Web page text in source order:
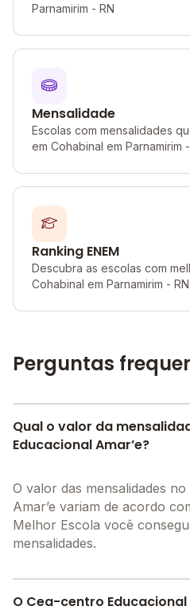
Parnamirim - RN
Mensalidade
Escolas com mensalidades
em Cohabinal em Parnamirim
Ranking ENEM
Descubra as escolas com
Cohabinal em Parnamirim - RN
Perguntas
Qual o valor da
Educacional Amar’e?
O valor das mensalidades
Amar’e variam de acordo
Melhor Escola você
mensalidades.
O Cea-centro Educacional